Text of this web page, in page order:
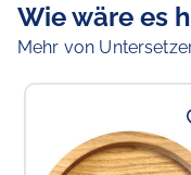
Naturgewachsen
Untersetzer ein
feinsten Bundy
Goon oder was
möchtest.
Wie wäre es
Mehr von